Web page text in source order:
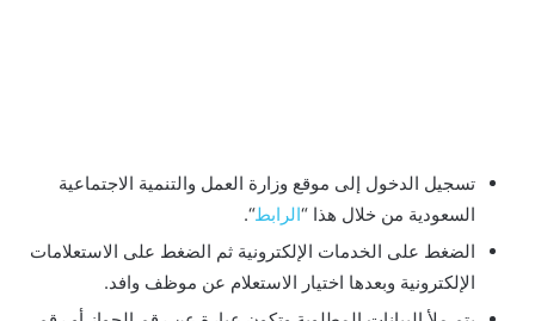
تسجيل الدخول إلى موقع وزارة العمل والتنمية الاجتماعية
السعودية من خلال هذا “الرابط“.
الضغط على الخدمات الإلكترونية ثم الضغط على الاستعلامات
الإلكترونية وبعدها اختيار الاستعلام عن موظف وافد.